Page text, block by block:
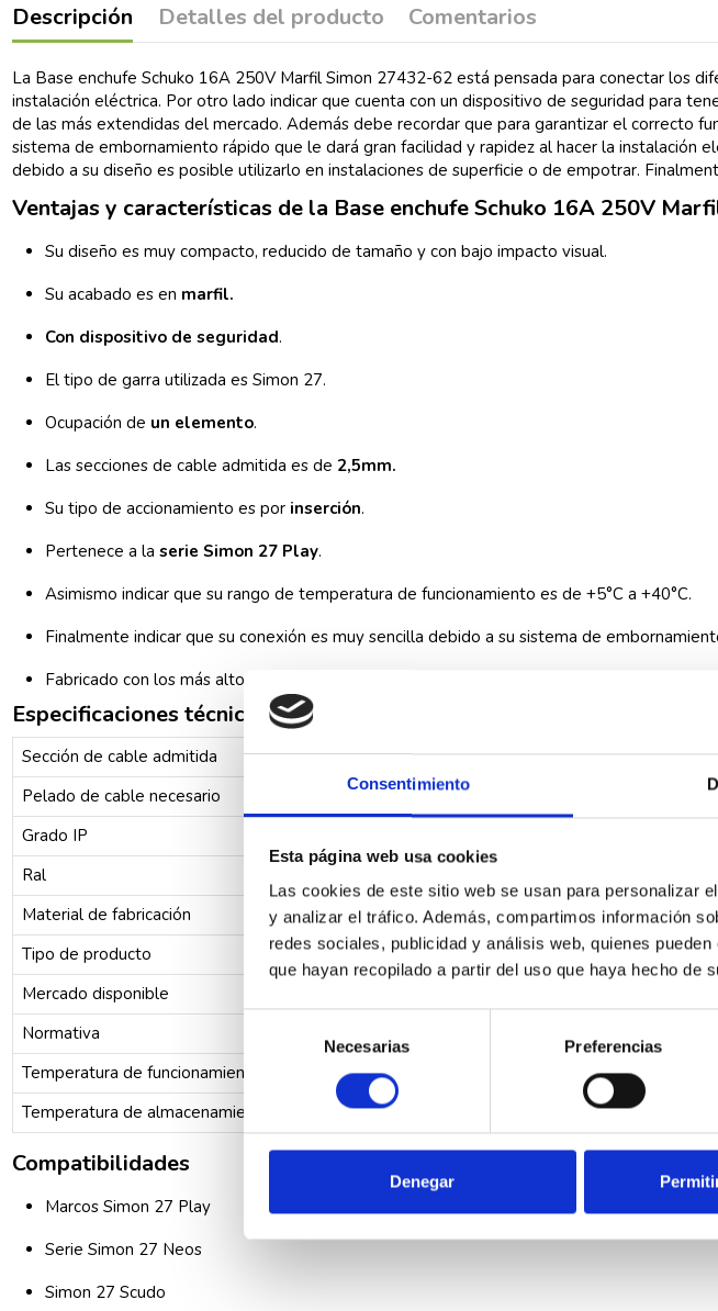
Consentimiento
Esta página web usa cookies
Las cookies de este sitio web se usan para personalizar
y analizar el tráfico. Además, compartimos información
redes sociales, publicidad y análisis web, quienes
que hayan recopilado a partir del uso que haya hecho de
Selección
consentimiento
Necesarias Preferencias
Denegar
Descripción Detalles del producto Comentarios
La Base enchufe Schuko 16A 250V Marfil Simon 27432-62 está pensada para conectar los
instalación eléctrica. Por otro lado indicar que cuenta con un dispositivo de seguridad para
de las más extendidas del mercado. Además debe recordar que para garantizar el correcto
sistema de embornamiento rápido que le dará gran facilidad y rapidez al hacer la instalación
debido a su diseño es posible utilizarlo en instalaciones de superficie o de empotrar.
Ventajas y características de la Base enchufe Schuko 16A 250V
Su diseño es muy compacto, reducido de tamaño y con bajo impacto visual.
Su acabado es en marfil.
Con dispositivo de seguridad.
El tipo de garra utilizada es Simon 27.
Ocupación de un elemento.
Las secciones de cable admitida es de 2,5mm.
Su tipo de accionamiento es por inserción.
Pertenece a laserie Simon 27 Play.
Asimismo indicar que su rango de temperatura de funcionamiento es de +5°C a +40°C.
Finalmente indicar que su conexión es muy sencilla debido a su sistema de
Fabricado con los más altos estándares de calidad.
Especificaciones técnicas
Sección de cable admitida
2,5 mm
Pelado de cable necesario
15 mm
Grado IP
Ral
Material de fabricación
Componentes metálicos con
Tipo de producto
Estándar
Mercado disponible
Normativa
Directive 2011/65/UE RoHS + EN
Temperatura de funcionamiento
Temperatura de almacenamiento
Compatibilidades
Marcos Simon 27 Play
Serie Simon 27 Neos
Simon 27 Scudo